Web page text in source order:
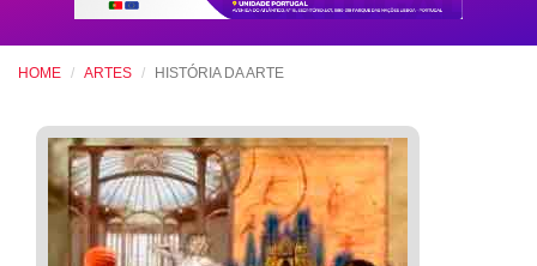
HOME ARTES HISTÓRIA DA ARTE